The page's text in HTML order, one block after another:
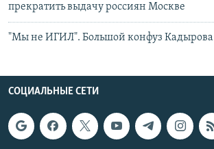
прекратить выдачу россиян Москве
"Мы не ИГИЛ". Большой конфуз Кадырова
СОЦИАЛЬНЫЕ СЕТИ